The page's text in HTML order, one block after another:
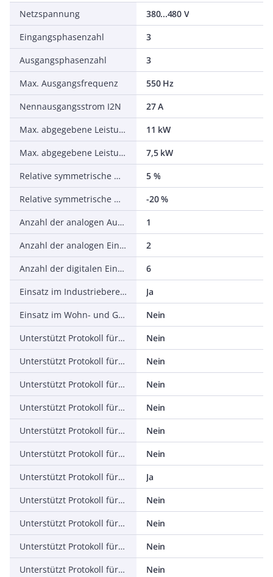
Netzspannung
380...480 V
Eingangsphasenzahl
3
Ausgangsphasenzahl
3
Max. Ausgangsfrequenz
550 Hz
Nennausgangsstrom I2N
27 A
Max. abgegebene Leistung bei quadrat. Belastung bei Bemessungsausgangsspannung
11 kW
Max. abgegebene Leistung bei linearer Belastung bei Bemessungsausgangsspannung
7,5 kW
Relative symmetrische Netzfrequenztoleranz
5 %
Relative symmetrische Netzspannungstoleranz
-20 %
Anzahl der analogen Ausgänge
1
Anzahl der analogen Eingänge
2
Anzahl der digitalen Eingänge
6
Einsatz im Industriebereich zulässig
Ja
Einsatz im Wohn- und Gewerbebereich zulässig
Nein
Unterstützt Protokoll für TCP/IP
Nein
Unterstützt Protokoll für PROFIBUS
Nein
Unterstützt Protokoll für CAN
Nein
Unterstützt Protokoll für INTERBUS
Nein
Unterstützt Protokoll für ASI
Nein
Unterstützt Protokoll für KNX
Nein
Unterstützt Protokoll für Modbus
Ja
Unterstützt Protokoll für Data-Highway
Nein
Unterstützt Protokoll für DeviceNet
Nein
Unterstützt Protokoll für SUCONET
Nein
Unterstützt Protokoll für LON
Nein